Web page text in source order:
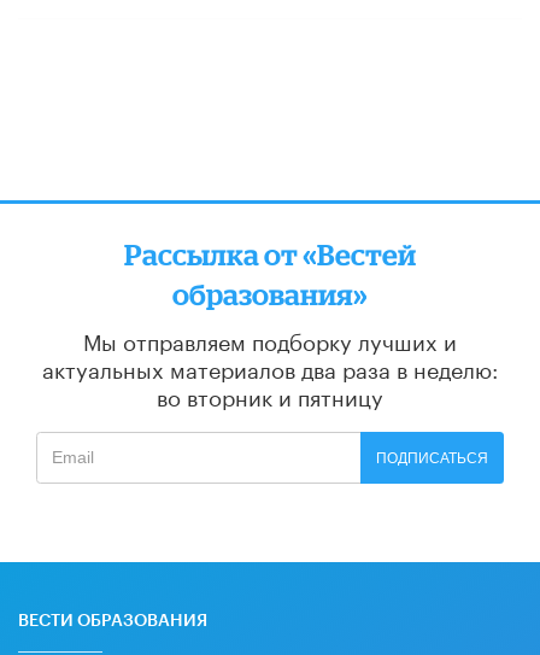
Рассылка от «Вестей
образования»
Мы отправляем подборку лучших и
актуальных материалов два раза в неделю:
во вторник и пятницу
ПОДПИСАТЬСЯ
ВЕСТИ ОБРАЗОВАНИЯ